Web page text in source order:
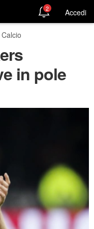
2 Accedi
Calcio
in pole